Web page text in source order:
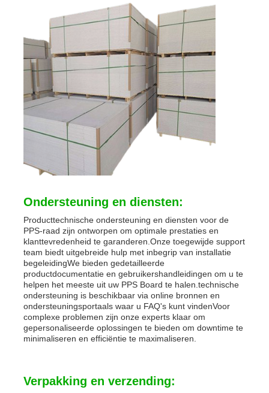
Ondersteuning en diensten:
Producttechnische ondersteuning en diensten voor de
PPS-raad zijn ontworpen om optimale prestaties en
klanttevredenheid te garanderen.Onze toegewijde support
team biedt uitgebreide hulp met inbegrip van installatie
begeleidingWe bieden gedetailleerde
productdocumentatie en gebruikershandleidingen om u te
helpen het meeste uit uw PPS Board te halen.technische
ondersteuning is beschikbaar via online bronnen en
ondersteuningsportaals waar u FAQ's kunt vindenVoor
complexe problemen zijn onze experts klaar om
gepersonaliseerde oplossingen te bieden om downtime te
minimaliseren en efficiëntie te maximaliseren.
Verpakking en verzending: